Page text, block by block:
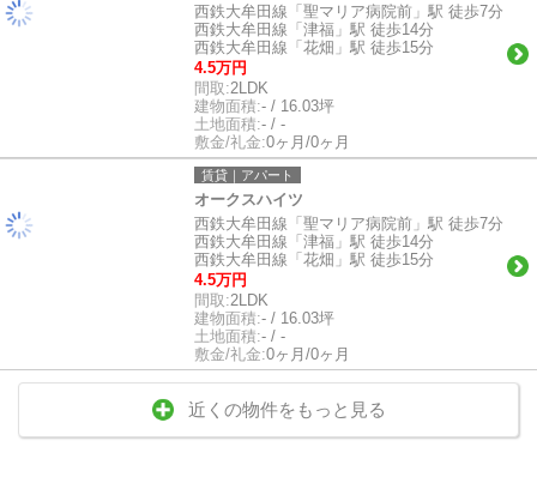
西鉄大牟田線「聖マリア病院前」駅 徒歩7分
西鉄大牟田線「津福」駅 徒歩14分
西鉄大牟田線「花畑」駅 徒歩15分
4.5万円
間取:2LDK
建物面積:- / 16.03坪
土地面積:- / -
敷金/礼金:0ヶ月/0ヶ月
賃貸｜アパート
オークスハイツ
西鉄大牟田線「聖マリア病院前」駅 徒歩7分
西鉄大牟田線「津福」駅 徒歩14分
西鉄大牟田線「花畑」駅 徒歩15分
4.5万円
間取:2LDK
建物面積:- / 16.03坪
土地面積:- / -
敷金/礼金:0ヶ月/0ヶ月
近くの物件をもっと見る